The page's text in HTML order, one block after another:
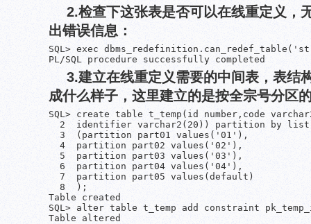
2.检查下这张表是否可以在线重定义，
出错误信息：
SQL> exec
PL/SQL procedure successfully completed
3.建立在线重定义需要的中间表，表结
成什么样子，这里建立的是按全宗号分区
SQL> create table t_temp(id number,code
2  identifier varchar2(20)) partition by
  3  (partition part01 values('01'),
  4  partition part02 values('02'),
  5  partition part03 values('03'),
  6  partition part04 values('04'),
  7  partition part05 values(default)
  8  );
Table created
SQL> alter table t_temp add constraint
Table altered